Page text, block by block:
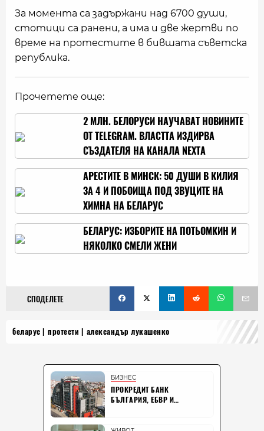
За момента са задържани над 6700 души,
стотици са ранени, а има и две жертви по
време на протестите в бившата съветска
република.
Прочетете още:
2 МЛН. БЕЛОРУСИ НАУЧАВАТ НОВИНИТЕ
ОТ TELEGRAM. ВЛАСТТА ИЗДИРВА
СЪЗДАТЕЛЯ НА КАНАЛA NEXTA
АРЕСТИТЕ В МИНСК: 50 ДУШИ В КИЛИЯ
ЗА 4 И ПОБОИЩА ПОД ЗВУЦИТЕ НА
ХИМНА НА БЕЛАРУС
БЕЛАРУС: ИЗБОРИТЕ НА ПОТЬОМКИН И
НЯКОЛКО СМЕЛИ ЖЕНИ
СПОДЕЛЕТЕ
беларус протести александър лукашенко